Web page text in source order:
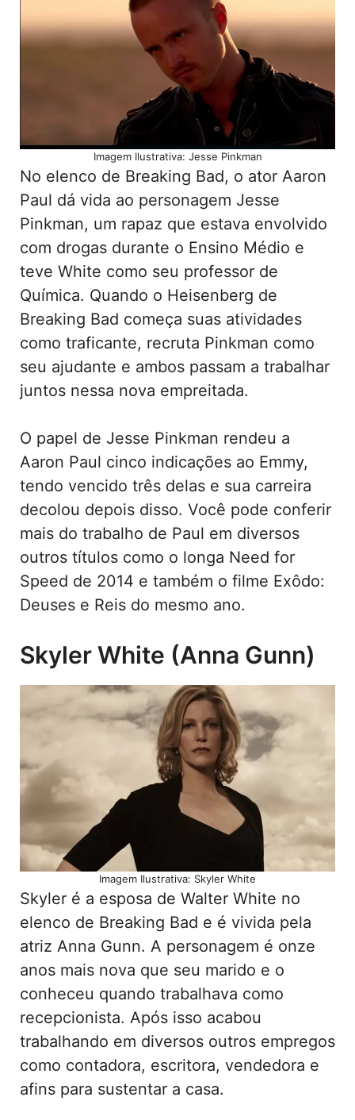
Imagem Ilustrativa: Jesse Pinkman
No elenco de Breaking Bad, o ator Aaron
Paul dá vida ao personagem Jesse
Pinkman, um rapaz que estava envolvido
com drogas durante o Ensino Médio e
teve White como seu professor de
Química. Quando o Heisenberg de
Breaking Bad começa suas atividades
como traficante, recruta Pinkman como
seu ajudante e ambos passam a trabalhar
juntos nessa nova empreitada.
O papel de Jesse Pinkman rendeu a
Aaron Paul cinco indicações ao Emmy,
tendo vencido três delas e sua carreira
decolou depois disso. Você pode conferir
mais do trabalho de Paul em diversos
outros títulos como o longa Need for
Speed de 2014 e também o filme Exôdo:
Deuses e Reis do mesmo ano.
Skyler White (Anna Gunn)
Imagem Ilustrativa: Skyler White
Skyler é a esposa de Walter White no
elenco de Breaking Bad e é vivida pela
atriz Anna Gunn. A personagem é onze
anos mais nova que seu marido e o
conheceu quando trabalhava como
recepcionista. Após isso acabou
trabalhando em diversos outros empregos
como contadora, escritora, vendedora e
afins para sustentar a casa.